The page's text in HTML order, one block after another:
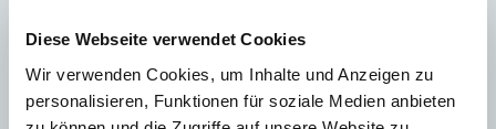
Diese Webseite verwendet Cookies
Wir verwenden Cookies, um Inhalte und Anzeigen zu
personalisieren, Funktionen für soziale Medien anbieten